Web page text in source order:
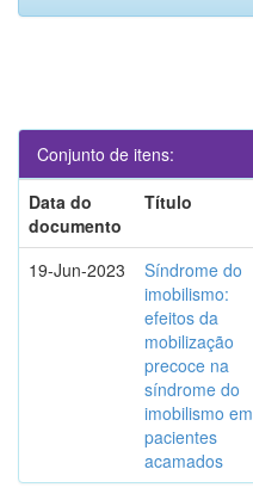
Conjunto de itens:
Data do
documento
Título
19-Jun-2023
Síndrome do
imobilismo:
efeitos da
mobilização
precoce na
síndrome do
imobilismo em
pacientes
acamados